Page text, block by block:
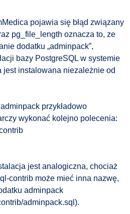
pojawia się błąd związany
pg_file_length oznacza to, ze
dodatku „adminpack”,
bazy PostgreSQL w systemie
instalowana niezależnie od
przykładowo
wykonać kolejno polecenia:
jest analogiczna, chociaż
contrib może mieć inna nazwę,
adminpack
adminpack.sql).